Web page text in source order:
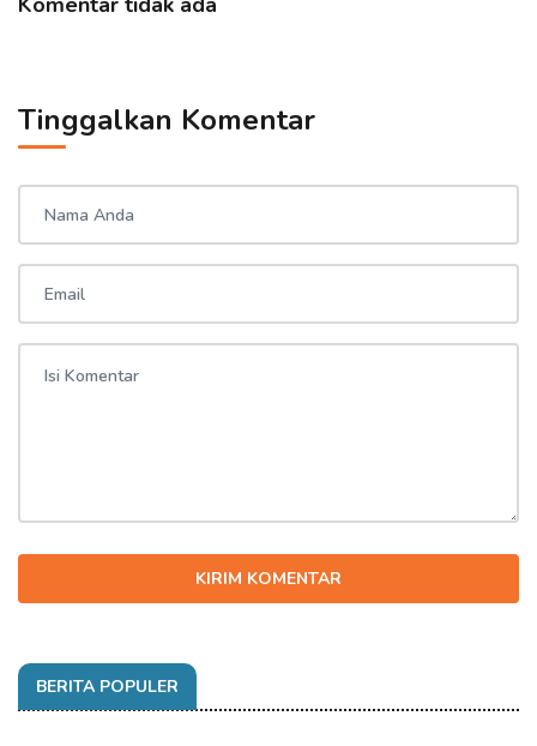
Tinggalkan Komentar
KIRIM KOMENTAR
BERITA POPULER